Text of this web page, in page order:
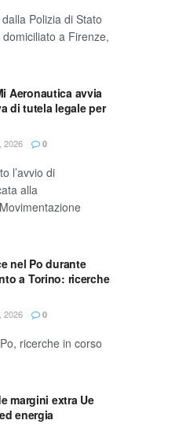
Polizia di Stato
a Firenze,
Aeronautica avvia
di tutela legale per
2026 0
l’avvio di
alla
nel Po durante
a Torino: ricerche
2026 0
ricerche in corso
margini extra Ue
energia